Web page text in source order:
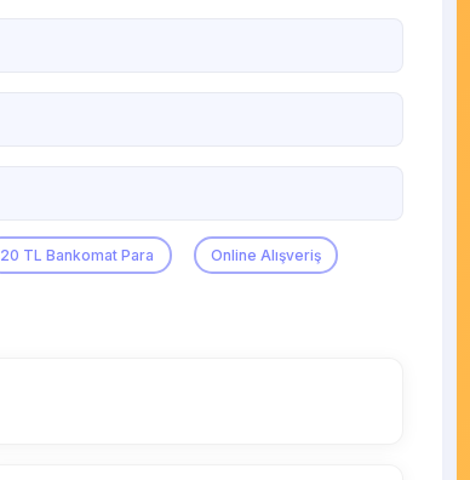
20 TL Bankomat Para Online Alışveriş